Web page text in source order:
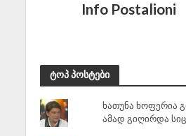
Info Postalioni
ტოპ პოსტები
ხათუნა ხოფერია
ამად გიღირდა